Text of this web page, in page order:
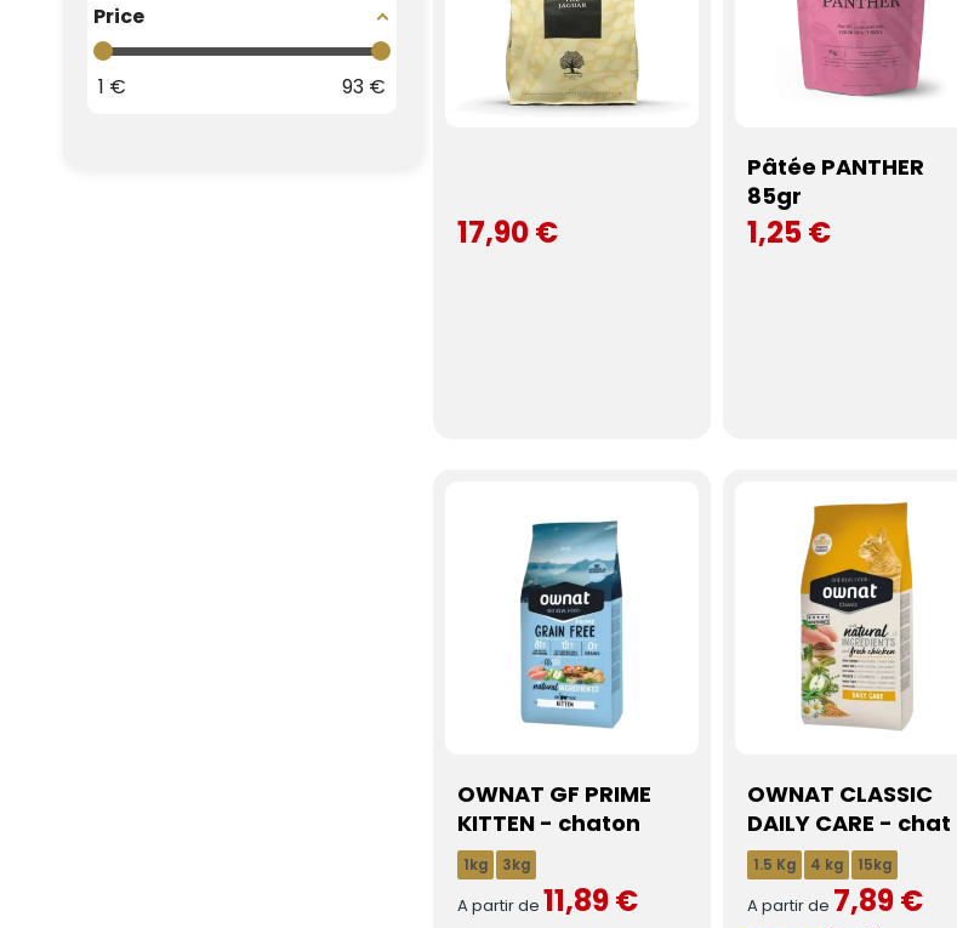
Price
1 € 93 €
17,90 €
Pâtée PANTHER
85gr
1,25 €
OWNAT GF PRIME
KITTEN - chaton
1kg 3kg
A partir de 11,89 €
OWNAT CLASSIC
DAILY CARE - chat
1.5 Kg 4 kg 15kg
A partir de 7,89 €